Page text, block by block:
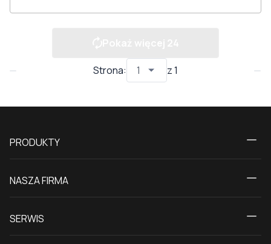
Strona: z1
PRODUKTY
Okna
Drzwi balkonowe
NASZA FIRMA
Kontakt z nami
SERWIS